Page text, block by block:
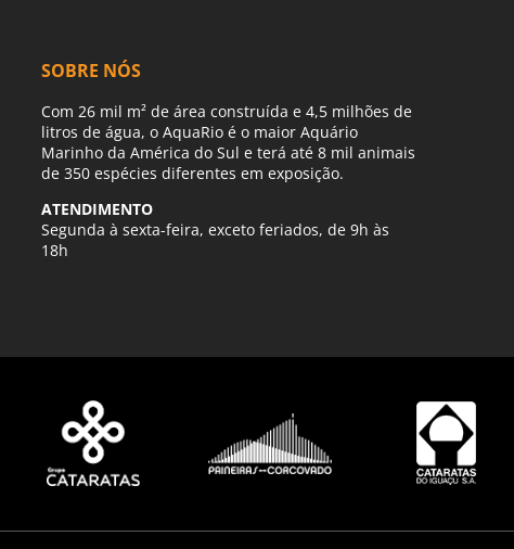
SOBRE NÓS
Com 26 mil m² de área construída e 4,5 milhões de
litros de água, o AquaRio é o maior Aquário
Marinho da América do Sul e terá até 8 mil animais
de 350 espécies diferentes em exposição.
ATENDIMENTO
Segunda à sexta-feira, exceto feriados, de 9h às
18h